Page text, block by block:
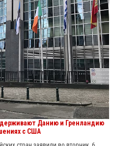
Данию и Гренландию
с США